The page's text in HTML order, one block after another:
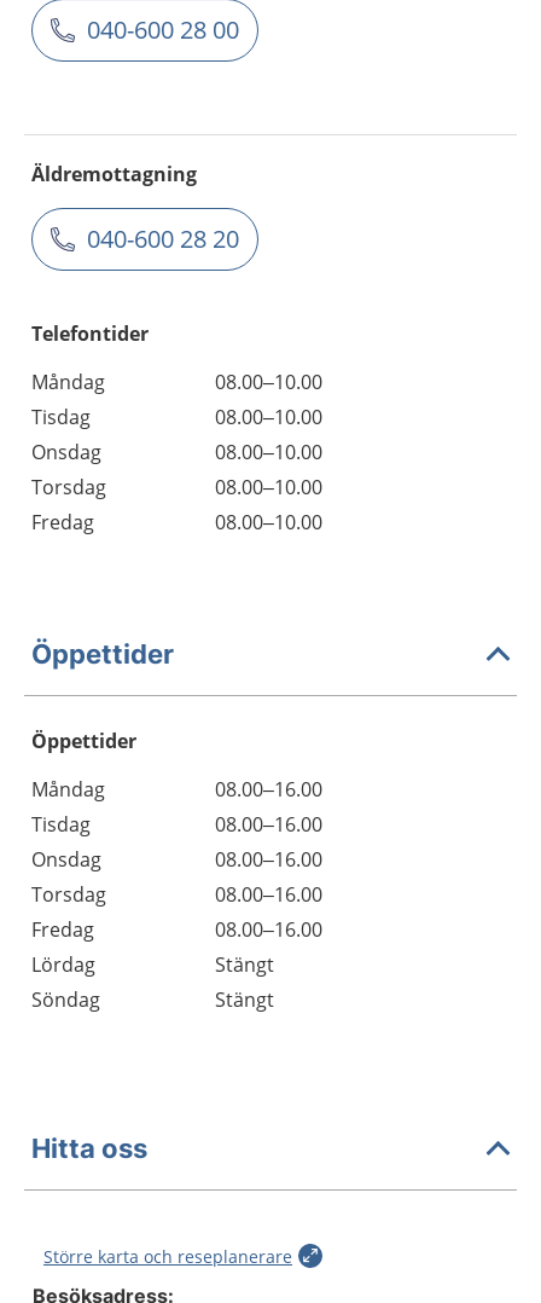
040-600 28 00
Äldremottagning
040-600 28 20
Telefontider
Måndag
08.00–10.00
Tisdag
08.00–10.00
Onsdag
08.00–10.00
Torsdag
08.00–10.00
Fredag
08.00–10.00
Öppettider
Öppettider
Dag
Öppettider
Kommentarer
Måndag
08.00–16.00
Tisdag
08.00–16.00
Onsdag
08.00–16.00
Torsdag
08.00–16.00
Fredag
08.00–16.00
Lördag
Stängt
Söndag
Stängt
Hitta oss
Större karta och reseplanerare
Besöksadress: